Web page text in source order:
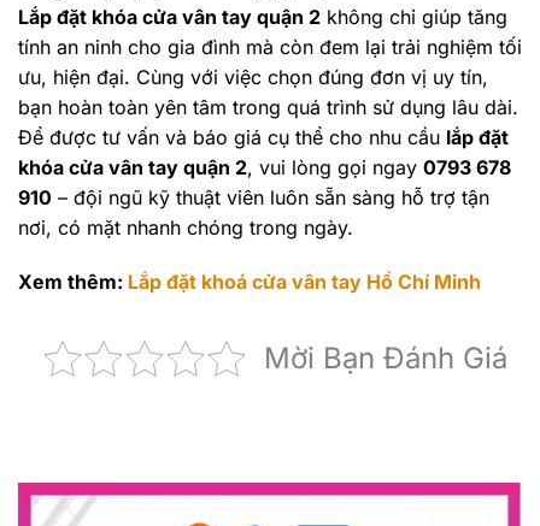
Lắp đặt khóa cửa vân tay quận 2 không chỉ giúp tăng
tính an ninh cho gia đình mà còn đem lại trải nghiệm tối
ưu, hiện đại. Cùng với việc chọn đúng đơn vị uy tín,
bạn hoàn toàn yên tâm trong quá trình sử dụng lâu dài.
Để được tư vấn và báo giá cụ thể cho nhu cầu lắp đặt
khóa cửa vân tay quận 2, vui lòng gọi ngay 0793 678
910 – đội ngũ kỹ thuật viên luôn sẵn sàng hỗ trợ tận
nơi, có mặt nhanh chóng trong ngày.
Xem thêm: Lắp đặt khoá cửa vân tay Hồ Chí Minh
Mời Bạn Đánh Giá